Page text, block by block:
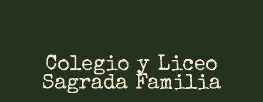
Colegio y Liceo
Sagrada Familia